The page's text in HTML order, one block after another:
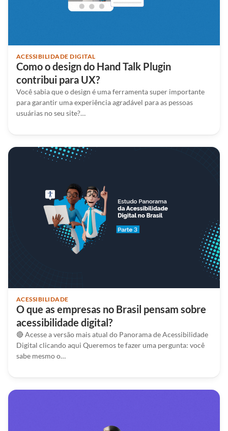
ACESSIBILIDADE DIGITAL
Como o design do Hand Talk Plugin
contribui para UX?
Você sabia que o design é uma ferramenta super importante
para garantir uma experiência agradável para as pessoas
usuárias no seu site?…
ACESSIBILIDADE
O que as empresas no Brasil pensam sobre
acessibilidade digital?
🔴 Acesse a versão mais atual do Panorama de Acessibilidade
Digital clicando aqui Queremos te fazer uma pergunta: você
sabe mesmo o…